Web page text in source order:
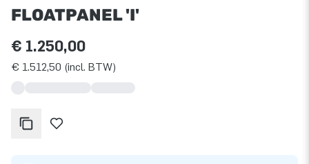
FLOATPANEL 'I'
€ 1.250,00
€ 1.512,50 (incl. BTW)